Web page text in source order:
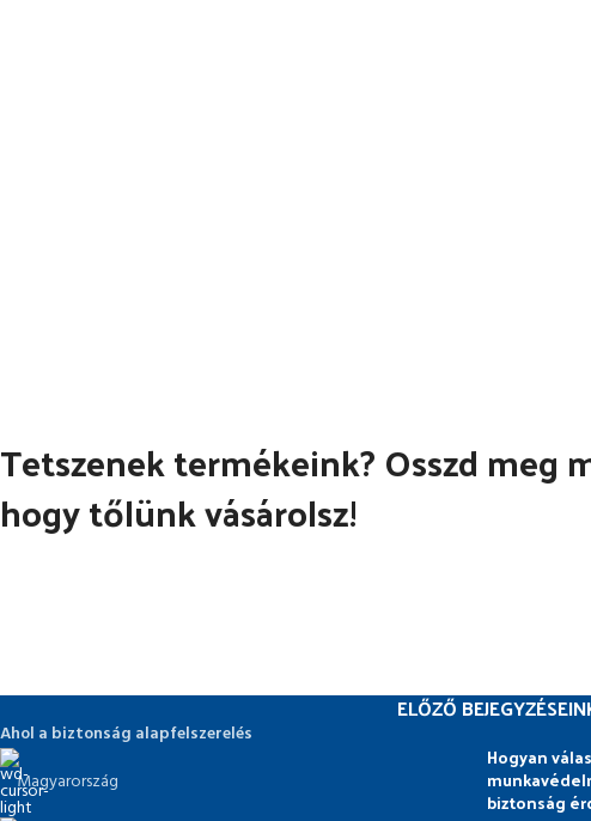
Tetszenek termékeink? Osszd meg
hogy tőlünk vásárolsz!
Ahol a biztonság alapfelszerelés
Magyarország
ELŐZŐ
Hogyan
biztonság